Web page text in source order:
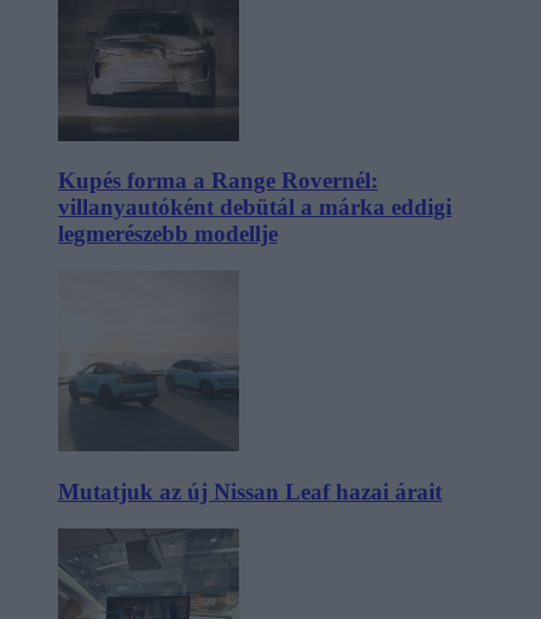
Kupés forma a Range Rovernél:
villanyautóként debütál a márka eddigi
legmerészebb modellje
Mutatjuk az új Nissan Leaf hazai árait